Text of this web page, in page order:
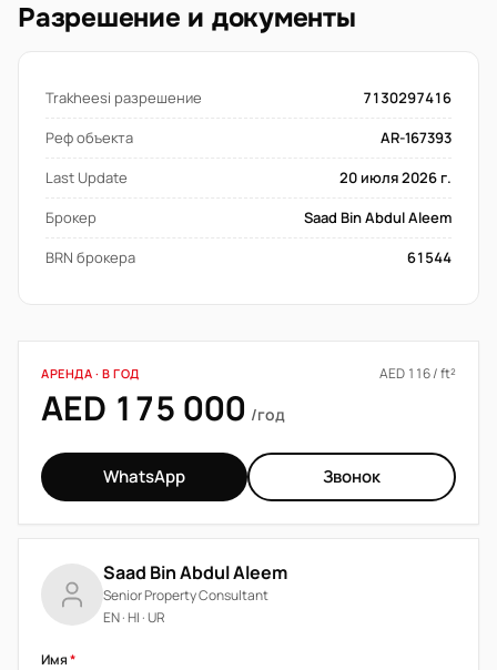
Разрешение и документы
Trakheesi разрешение
7130297416
Реф объекта
AR-167393
Last Update
20 июля 2026 г.
Брокер
Saad Bin Abdul Aleem
BRN брокера
61544
АРЕНДА · В ГОД AED 116 / ft²
AED 175 000 /год
WhatsApp Звонок
Saad Bin Abdul Aleem
Senior Property Consultant
EN · HI · UR
Имя*